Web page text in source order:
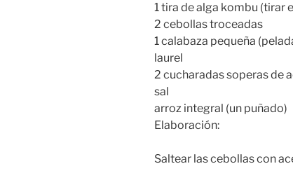
1 tira de alga kombu (tirar
2 cebollas troceadas
1 calabaza pequeña
laurel
2 cucharadas soperas de
sal
arroz integral (un puñado)
Elaboración:
Saltear las cebollas con